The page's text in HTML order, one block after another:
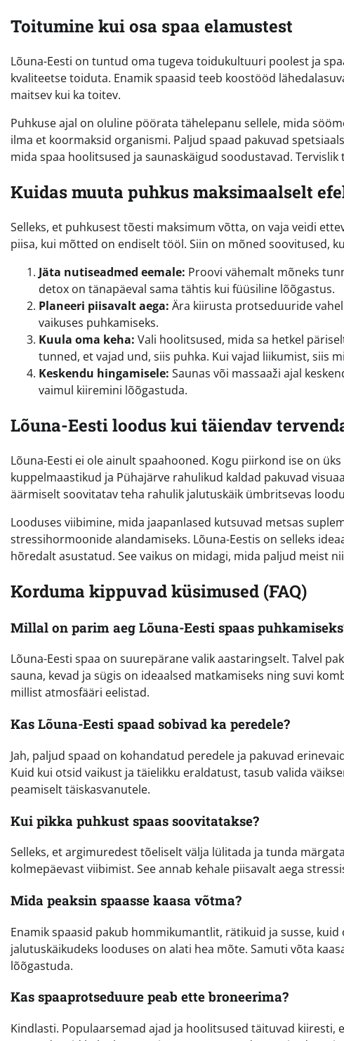
Toitumine kui osa spaa elamustest
Lõuna-Eesti on tuntud oma tugeva toidukultuuri poolest ja
kvaliteetse toiduta. Enamik spaasid teeb koostööd
maitsev kui ka toitev.
Puhkuse ajal on oluline pöörata tähelepanu sellele, mida
ilma et koormaksid organismi. Paljud spaad pakuvad
mida spaa hoolitsused ja saunaskäigud soodustavad.
Kuidas muuta puhkus maksimaalselt
Selleks, et puhkusest tõesti maksimum võtta, on vaja veidi
piisa, kui mõtted on endiselt tööl. Siin on mõned soovitused,
Jäta nutiseadmed eemale: Proovi vähemalt mõneks
detox on tänapäeval sama tähtis kui füüsiline lõõgastus.
Planeeri piisavalt aega: Ära kiirusta protseduuride
vaikuses puhkamiseks.
Kuula oma keha: Vali hoolitsused, mida sa hetkel
tunned, et vajad und, siis puhka. Kui vajad liikumist, siis
Keskendu hingamisele: Saunas või massaaži ajal
vaimul kiiremini lõõgastuda.
Lõuna-Eesti loodus kui täiendav
Lõuna-Eesti ei ole ainult spaahooned. Kogu piirkond ise on
kuppelmaastikud ja Pühajärve rahulikud kaldad pakuvad
äärmiselt soovitatav teha rahulik jalutuskäik ümbritsevas
Looduses viibimine, mida jaapanlased kutsuvad metsas
stressihormoonide alandamiseks. Lõuna-Eestis on selleks
hõredalt asustatud. See vaikus on midagi, mida paljud meist
Korduma kippuvad küsimused (FAQ)
Millal on parim aeg Lõuna-Eesti spaas
Lõuna-Eesti spaa on suurepärane valik aastaringselt. Talvel
sauna, kevad ja sügis on ideaalsed matkamiseks ning suvi
millist atmosfääri eelistad.
Kas Lõuna-Eesti spaad sobivad ka peredele?
Jah, paljud spaad on kohandatud peredele ja pakuvad
Kuid kui otsid vaikust ja täielikku eraldatust, tasub valida
peamiselt täiskasvanutele.
Kui pikka puhkust spaas soovitatakse?
Selleks, et argimuredest tõeliselt välja lülitada ja tunda
kolmepäevast viibimist. See annab kehale piisavalt aega
Mida peaksin spaasse kaasa võtma?
Enamik spaasid pakub hommikumantlit, rätikuid ja susse,
jalutuskäikudeks looduses on alati hea mõte. Samuti võta
lõõgastuda.
Kas spaaprotseduure peab ette broneerima?
Kindlasti. Populaarsemad ajad ja hoolitsused täituvad